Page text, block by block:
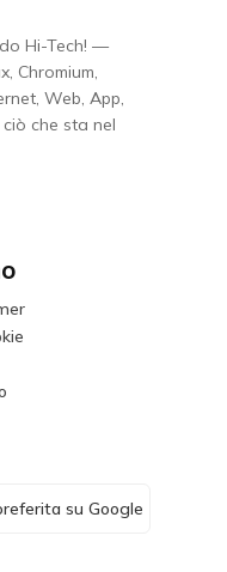
Hi-Tech! —
Chromium,
Web, App,
che sta nel
su Google